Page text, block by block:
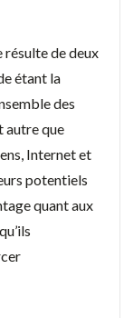
de deux
étant la
des
autre que
Internet et
potentiels
quant aux